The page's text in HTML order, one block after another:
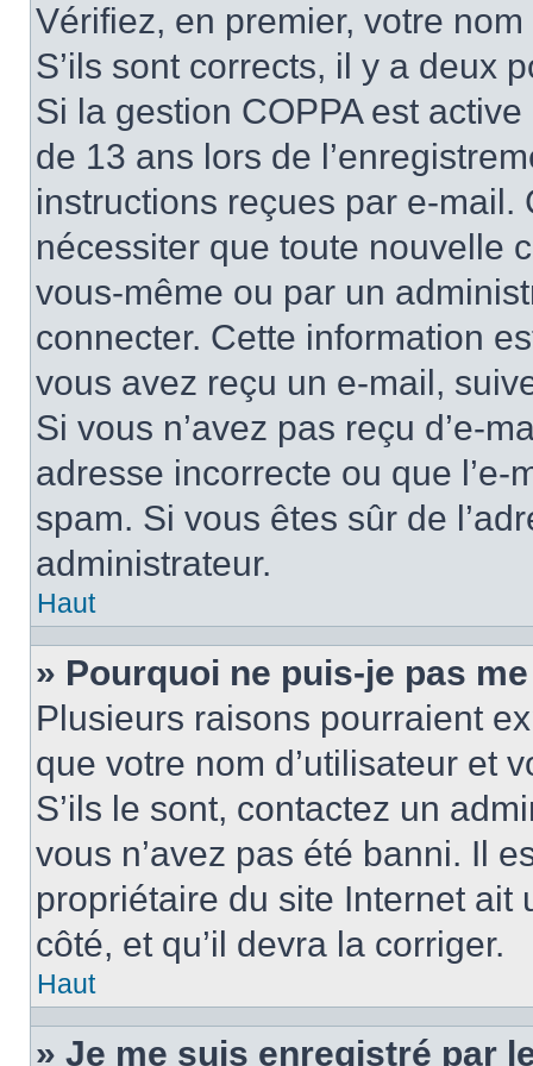
Vérifiez, en premier, votre
S’ils sont corrects, il y a deux
Si la gestion COPPA est
de 13 ans lors de
instructions reçues par e-
nécessiter que toute nouvelle
vous-même ou par un
connecter. Cette information
vous avez reçu un e-mail,
Si vous n’avez pas reçu d’e-
adresse incorrecte ou que
spam. Si vous êtes sûr de
administrateur.
Haut
» Pourquoi ne puis-je pas
Plusieurs raisons pourraient
que votre nom d’utilisateur et
S’ils le sont, contactez un
vous n’avez pas été banni. Il
propriétaire du site Internet
côté, et qu’il devra la corriger.
Haut
» Je me suis enregistré par